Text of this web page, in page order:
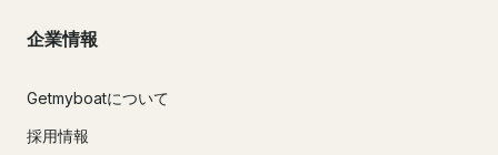
企業情報
Getmyboatについて
採用情報